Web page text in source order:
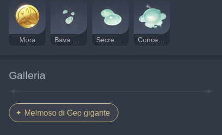
Mora Bava di Melmoso Secrezioni di Melmoso Concentrato di Melmoso
Galleria
Melmoso di Geo gigante